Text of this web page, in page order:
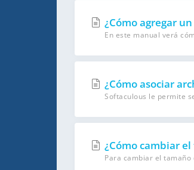
¿Cómo agregar
En este manual verá
¿Cómo asociar
Softaculous le permite
¿Cómo cambiar
Para cambiar el